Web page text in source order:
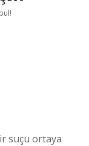
suçu ortaya